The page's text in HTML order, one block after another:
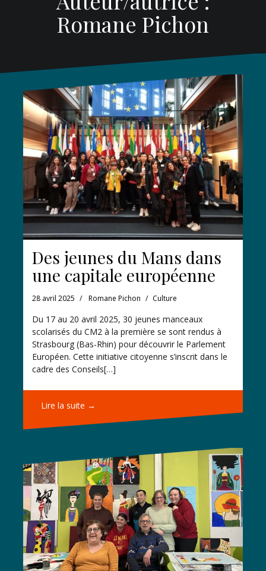
Romane Pichon
Des jeunes du Mans dans
une capitale européenne
28 avril 2025 Romane Pichon Culture
Du 17 au 20 avril 2025, 30 jeunes manceaux
scolarisés du CM2 à la première se sont rendus à
Strasbourg (Bas-Rhin) pour découvrir le Parlement
Européen. Cette initiative citoyenne s’inscrit dans le
cadre des Conseils[…]
Lire la suite →